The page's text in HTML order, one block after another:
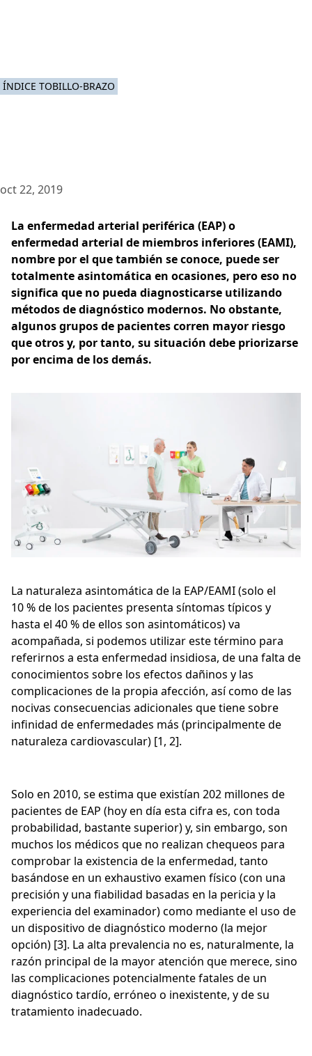
ÍNDICE TOBILLO-BRAZO
oct 22, 2019
La enfermedad arterial periférica (EAP) o
enfermedad arterial de miembros inferiores (EAMI),
nombre por el que también se conoce, puede ser
totalmente asintomática en ocasiones, pero eso no
significa que no pueda diagnosticarse utilizando
métodos de diagnóstico modernos. No obstante,
algunos grupos de pacientes corren mayor riesgo
que otros y, por tanto, su situación debe priorizarse
por encima de los demás.
La naturaleza asintomática de la EAP/EAMI (solo el
10 % de los pacientes presenta síntomas típicos y
hasta el 40 % de ellos son asintomáticos) va
acompañada, si podemos utilizar este término para
referirnos a esta enfermedad insidiosa, de una falta de
conocimientos sobre los efectos dañinos y las
complicaciones de la propia afección, así como de las
nocivas consecuencias adicionales que tiene sobre
infinidad de enfermedades más (principalmente de
naturaleza cardiovascular) [1, 2].
Solo en 2010, se estima que existían 202 millones de
pacientes de EAP (hoy en día esta cifra es, con toda
probabilidad, bastante superior) y, sin embargo, son
muchos los médicos que no realizan chequeos para
comprobar la existencia de la enfermedad, tanto
basándose en un exhaustivo examen físico (con una
precisión y una fiabilidad basadas en la pericia y la
experiencia del examinador) como mediante el uso de
un dispositivo de diagnóstico moderno (la mejor
opción) [3]. La alta prevalencia no es, naturalmente, la
razón principal de la mayor atención que merece, sino
las complicaciones potencialmente fatales de un
diagnóstico tardío, erróneo o inexistente, y de su
tratamiento inadecuado.